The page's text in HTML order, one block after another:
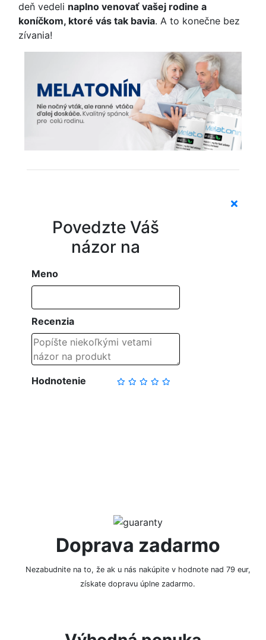
deň vedeli naplno venovať vašej rodine a
koníčkom, ktoré vás tak bavia. A to konečne bez
zívania!
Povedzte Váš
názor na
Meno
Recenzia
Hodnotenie
Doprava zadarmo
Nezabudnite na to, že ak u nás nakúpite v hodnote nad 79 eur,
získate dopravu úplne zadarmo.